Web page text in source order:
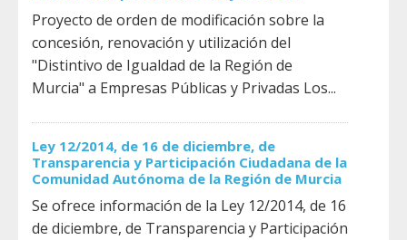
Proyecto de orden de modificación sobre la
concesión, renovación y utilización del
"Distintivo de Igualdad de la Región de
Murcia" a Empresas Públicas y Privadas Los...
Ley 12/2014, de 16 de diciembre, de
Transparencia y Participación Ciudadana de la
Comunidad Autónoma de la Región de Murcia
Se ofrece información de la Ley 12/2014, de 16
de diciembre, de Transparencia y Participación